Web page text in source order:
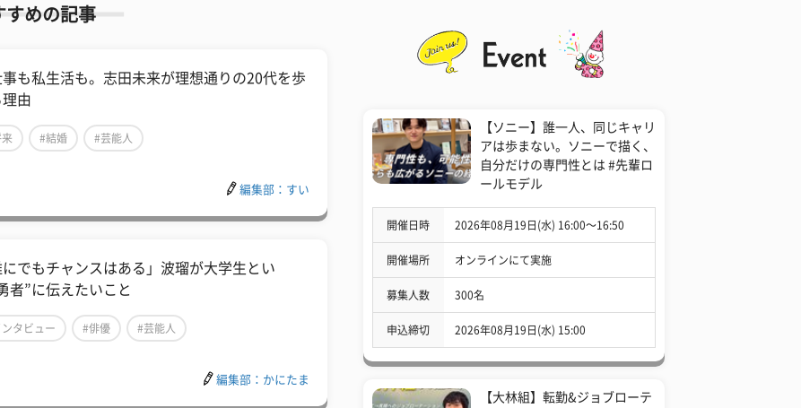
すめの記事
事も私生活も。志田未来が理想通りの20代を歩
理由
#結婚 #芸能人
編集部：すい
にでもチャンスはある」波瑠が大学生とい
者”に伝えたいこと
タビュー #俳優 #芸能人
編集部：かにたま
【ソニー】誰一人、同じキャリ
アは歩まない。ソニーで描く、
自分だけの専門性とは #先輩ロ
ールモデル
開催日時 2026年08月19日(水) 16:00〜16:50
開催場所 オンラインにて実施
募集人数 300名
申込締切 2026年08月19日(水) 15:00
【大林組】転勤&ジョブローテ